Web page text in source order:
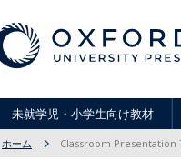
未就学児・小学生向け教材
ホーム Classroom Presentation